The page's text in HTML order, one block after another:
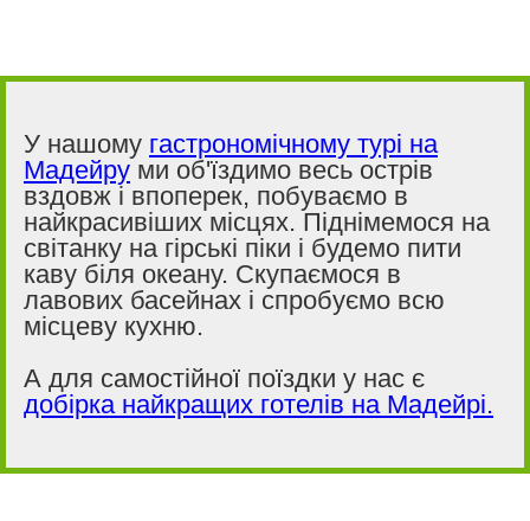
У нашому гастрономічному турі на
Мадейру ми об'їздимо весь острів
вздовж і впоперек, побуваємо в
найкрасивіших місцях. Піднімемося на
світанку на гірські піки і будемо пити
каву біля океану. Скупаємося в
лавових басейнах і спробуємо всю
місцеву кухню.
А для самостійної поїздки у нас є
добірка найкращих готелів на Мадейрі.